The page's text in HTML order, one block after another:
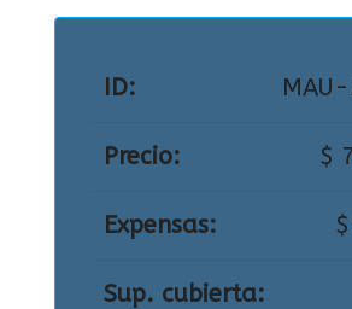
ID:
Precio: $
Expensas:
Sup. cubierta: